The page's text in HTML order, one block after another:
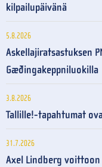
kilpailupäivänä
5.8.2026
Askellajiratsastuksen
Gæðingakeppniluokilla
3.8.2026
Tallille!-tapahtumat
31.7.2026
Axel Lindberg voittoon